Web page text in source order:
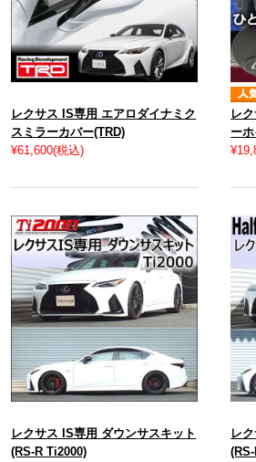
レクサス IS専用 エアロダイナミク
スミラーカバー(TRD)
¥61,600(税込)
レ
ー
レクサス IS専用 ダウンサスキット
(RS-R Ti2000)
レ